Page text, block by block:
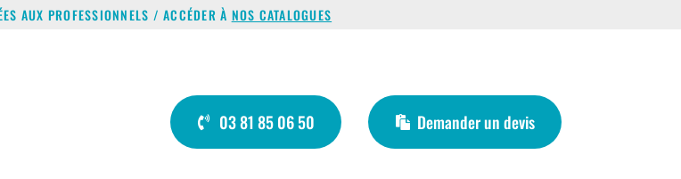
AUX PROFESSIONNELS / ACCÉDER À NOS CATALOGUES
03 81 85 06 50 Demander un devis